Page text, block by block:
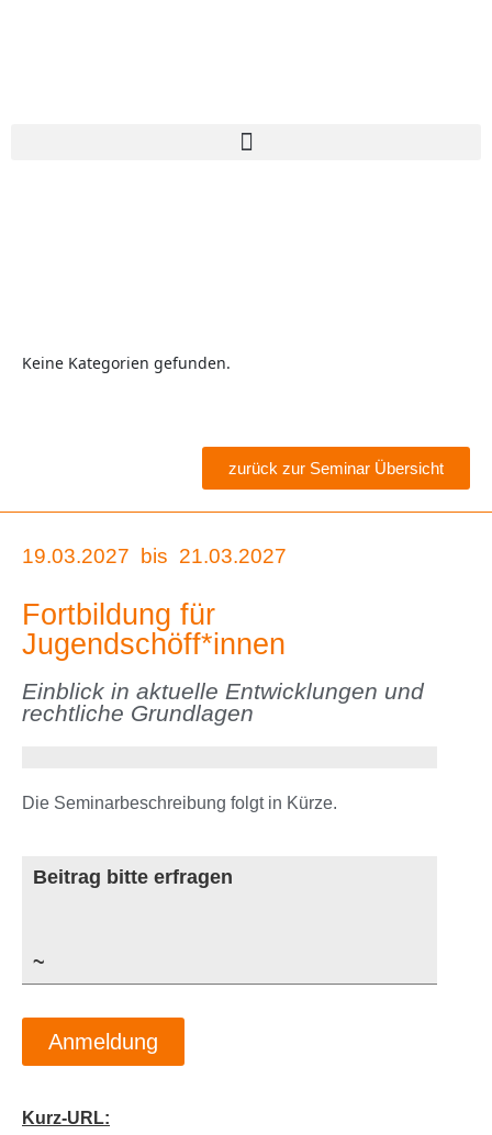
Keine Kategorien gefunden.
zurück zur Seminar Übersicht
19.03.2027 bis 21.03.2027
Fortbildung für
Jugendschöff*innen
Einblick in aktuelle Entwicklungen und
rechtliche Grundlagen
Die Seminarbeschreibung folgt in Kürze.
Beitrag bitte erfragen
~
Anmeldung
Kurz-URL: